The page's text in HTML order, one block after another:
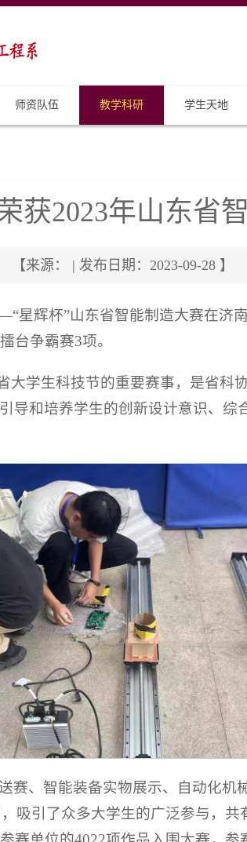
师资队伍 教学科研 学生天地
获2023年山东省
【来源： | 发布日期：2023-09-28 】
星辉杯”山东省智能制造大赛在济
台争霸赛3项。
大学生科技节的重要赛事，是省科
导和培养学生的创新设计意识、
赛、智能装备实物展示、自动化机
吸引了众多大学生的广泛参与，共